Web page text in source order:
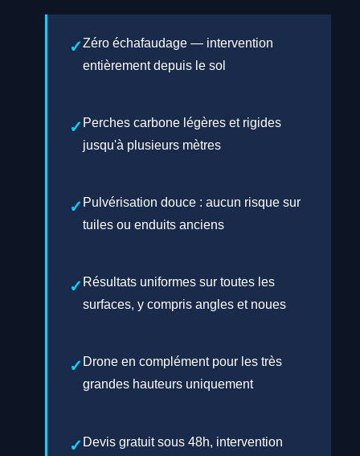
Zéro échafaudage — intervention
entièrement depuis le sol
Perches carbone légères et rigides
jusqu'à plusieurs mètres
Pulvérisation douce : aucun risque sur
tuiles ou enduits anciens
Résultats uniformes sur toutes les
surfaces, y compris angles et noues
Drone en complément pour les très
grandes hauteurs uniquement
Devis gratuit sous 48h, intervention